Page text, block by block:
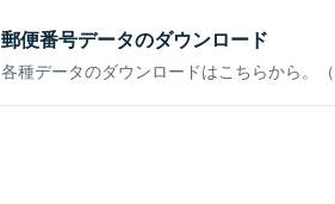
郵便番号データのダウンロード
各種データのダウンロードはこちらから。